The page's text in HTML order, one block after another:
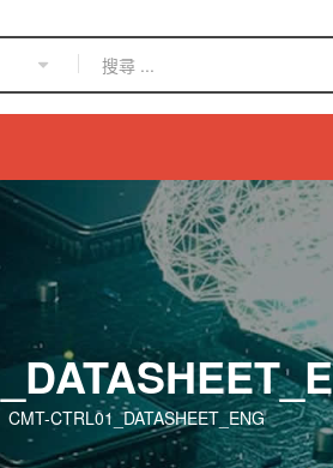
CMT-CTRL01_DATASHEET_ENG